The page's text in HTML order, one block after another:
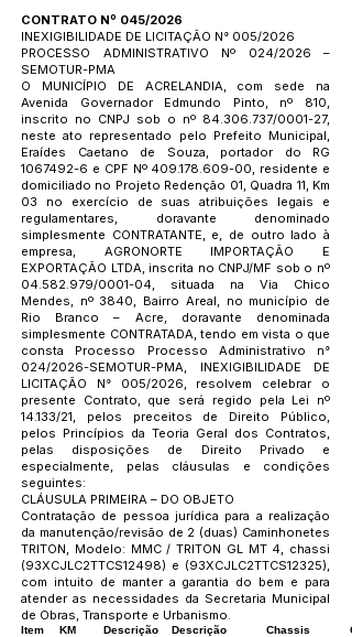
CONTRATO Nº 045/2026
INEXIGIBILIDADE DE LICITAÇÃO N° 005/2026
PROCESSO ADMINISTRATIVO Nº 024/2026 –
SEMOTUR-PMA
O MUNICÍPIO DE ACRELANDIA, com sede na
Avenida Governador Edmundo Pinto, nº 810,
inscrito no CNPJ sob o nº 84.306.737/0001-27,
neste ato representado pelo Prefeito Municipal,
Eraídes Caetano de Souza, portador do RG
1067492-6 e CPF Nº 409.178.609-00, residente e
domiciliado no Projeto Redenção 01, Quadra 11, Km
03 no exercício de suas atribuições legais e
regulamentares, doravante denominado
simplesmente CONTRATANTE, e, de outro lado à
empresa, AGRONORTE IMPORTAÇÃO E
EXPORTAÇÃO LTDA, inscrita no CNPJ/MF sob o nº
04.582.979/0001-04, situada na Via Chico
Mendes, nº 3840, Bairro Areal, no município de
Rio Branco – Acre, doravante denominada
simplesmente CONTRATADA, tendo em vista o que
consta Processo Processo Administrativo n°
024/2026-SEMOTUR-PMA, INEXIGIBILIDADE DE
LICITAÇÃO N° 005/2026, resolvem celebrar o
presente Contrato, que será regido pela Lei nº
14.133/21, pelos preceitos de Direito Público,
pelos Princípios da Teoria Geral dos Contratos,
pelas disposições de Direito Privado e
especialmente, pelas cláusulas e condições
seguintes:
CLÁUSULA PRIMEIRA – DO OBJETO
Contratação de pessoa jurídica para a realização
da manutenção/revisão de 2 (duas) Caminhonetes
TRITON, Modelo: MMC / TRITON GL MT 4, chassi
(93XCJLC2TTCS12498) e (93XCJLC2TTCS12325),
com intuito de manter a garantia do bem e para
atender as necessidades da Secretaria Municipal
de Obras, Transporte e Urbanismo.
Item KM Descrição Descrição Chassis